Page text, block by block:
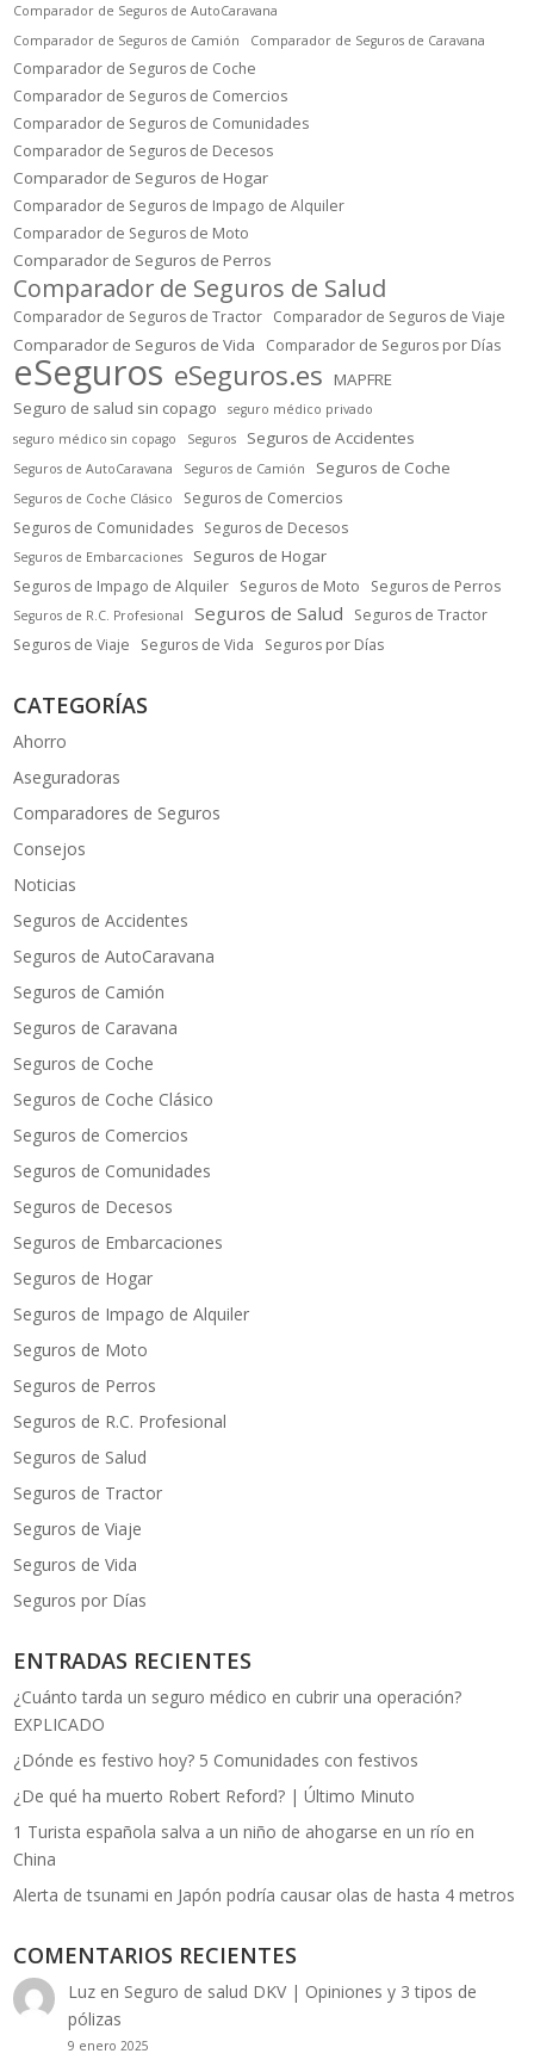
Comparador de Seguros de AutoCaravana
Comparador de Seguros de Camión
Comparador de Seguros de Caravana
Comparador de Seguros de Coche
Comparador de Seguros de Comercios
Comparador de Seguros de Comunidades
Comparador de Seguros de Decesos
Comparador de Seguros de Hogar
Comparador de Seguros de Impago de Alquiler
Comparador de Seguros de Moto
Comparador de Seguros de Perros
Comparador de Seguros de Salud
Comparador de Seguros de Tractor Comparador de Seguros de Viaje
Comparador de Seguros de Vida Comparador de Seguros por Días
eSeguros eSeguros.es MAPFRE
Seguro de salud sin copago
seguro médico privado
seguro médico sin copago
Seguros Seguros de Accidentes
Seguros de AutoCaravana Seguros de Camión Seguros de Coche
Seguros de Coche Clásico
Seguros de Comercios
Seguros de Comunidades Seguros de Decesos
Seguros de Embarcaciones Seguros de Hogar
Seguros de Impago de Alquiler Seguros de Moto Seguros de Perros
Seguros de R.C. Profesional Seguros de Salud
Seguros de Tractor
Seguros de Viaje
Seguros de Vida Seguros por Días
CATEGORÍAS
Ahorro
Aseguradoras
Comparadores de Seguros
Consejos
Noticias
Seguros de Accidentes
Seguros de AutoCaravana
Seguros de Camión
Seguros de Caravana
Seguros de Coche
Seguros de Coche Clásico
Seguros de Comercios
Seguros de Comunidades
Seguros de Decesos
Seguros de Embarcaciones
Seguros de Hogar
Seguros de Impago de Alquiler
Seguros de Moto
Seguros de Perros
Seguros de R.C. Profesional
Seguros de Salud
Seguros de Tractor
Seguros de Viaje
Seguros de Vida
Seguros por Días
ENTRADAS RECIENTES
¿Cuánto tarda un seguro médico en cubrir una operación?
EXPLICADO
¿Dónde es festivo hoy? 5 Comunidades con festivos
¿De qué ha muerto Robert Reford? | Último Minuto
1 Turista española salva a un niño de ahogarse en un río en
China
Alerta de tsunami en Japón podría causar olas de hasta 4 metros
COMENTARIOS RECIENTES
Luzen Seguro de salud DKV | Opiniones y 3 tipos de
pólizas
9 enero 2025